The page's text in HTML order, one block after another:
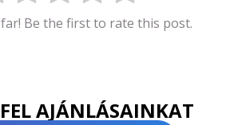
Be the first to rate this post.
AJÁNLÁSAINKAT